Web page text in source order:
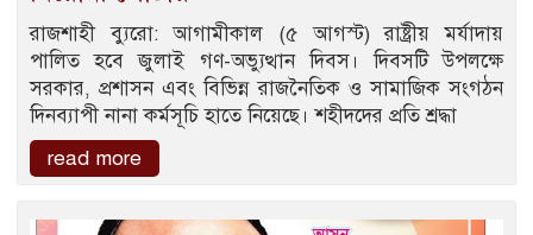
রাজশাহী ব্যুরো: আগামীকাল (৫ আগস্ট) রাষ্ট্রীয় মর্যাদায়
পালিত হবে জুলাই গণ-অভ্যুত্থান দিবস। দিবসটি উপলক্ষে
সরকার, প্রশাসন এবং বিভিন্ন রাজনৈতিক ও সামাজিক সংগঠন
দিনব্যাপী নানা কর্মসূচি হাতে নিয়েছে। শহীদদের প্রতি শ্রদ্ধা
read more